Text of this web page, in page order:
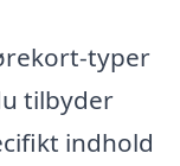
typer
tilbyder
indhold